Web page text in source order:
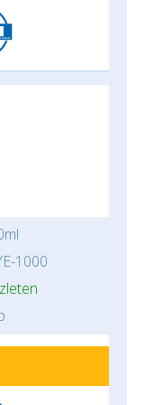
1000